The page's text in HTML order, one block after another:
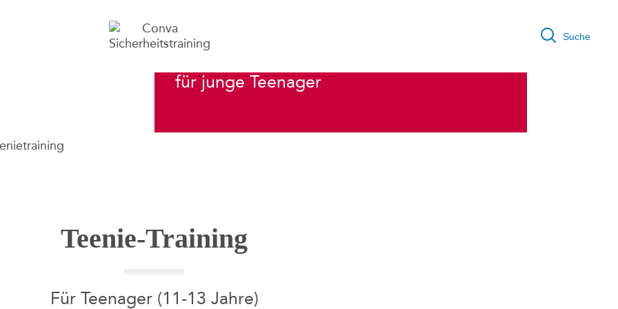
Suche
Selbstbehauptung und Selbstsicherheit -
für junge Teenager
Teenie-Training
Für Teenager (11-13 Jahre)